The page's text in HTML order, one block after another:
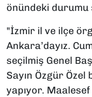
önündeki durumu
"İzmir il ve ilçe
Ankara’dayız.
seçilmiş Genel
Sayın Özgür Özel
yapıyor.